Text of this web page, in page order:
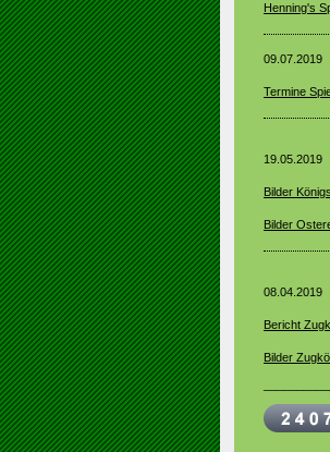
Henning's
09.07.2019
Termine
19.05.2019
Bilder
Bilder
08.04.2019
Bericht
Bilder